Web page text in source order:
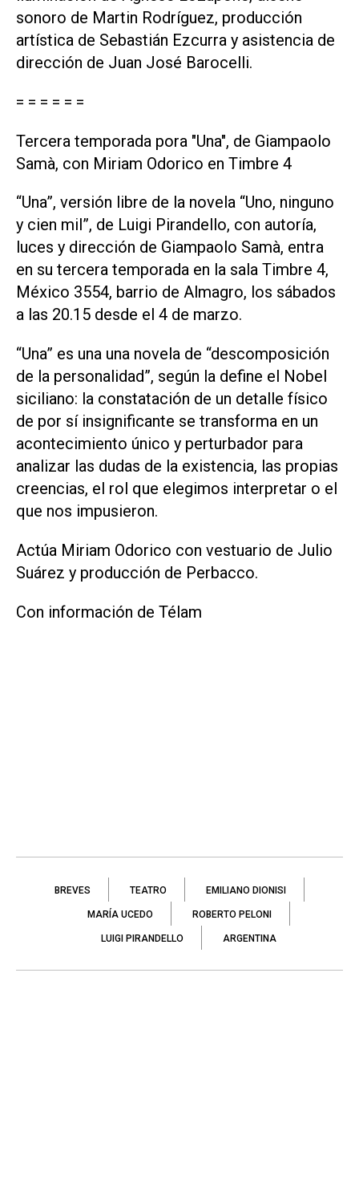
sonoro de Martin Rodríguez, producción
artística de Sebastián Ezcurra y asistencia de
dirección de Juan José Barocelli.
= = = = = =
Tercera temporada pora "Una", de Giampaolo
Samà, con Miriam Odorico en Timbre 4
“Una”, versión libre de la novela “Uno, ninguno
y cien mil”, de Luigi Pirandello, con autoría,
luces y dirección de Giampaolo Samà, entra
en su tercera temporada en la sala Timbre 4,
México 3554, barrio de Almagro, los sábados
a las 20.15 desde el 4 de marzo.
“Una” es una una novela de “descomposición
de la personalidad”, según la define el Nobel
siciliano: la constatación de un detalle físico
de por sí insignificante se transforma en un
acontecimiento único y perturbador para
analizar las dudas de la existencia, las propias
creencias, el rol que elegimos interpretar o el
que nos impusieron.
Actúa Miriam Odorico con vestuario de Julio
Suárez y producción de Perbacco.
Con información de Télam
BREVES TEATRO EMILIANO DIONISI
MARÍA UCEDO ROBERTO PELONI
LUIGI PIRANDELLO ARGENTINA